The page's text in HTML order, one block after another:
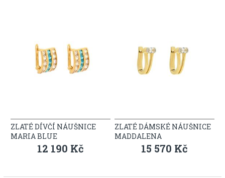
ZLATÉ DÍVČÍ NÁUŠNICE
MARIA BLUE
12 190 Kč
ZLATÉ DÁMSKÉ NÁUŠNICE
MADDALENA
15 570 Kč